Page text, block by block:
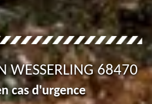
WESSERLING 68470
cas d'urgence